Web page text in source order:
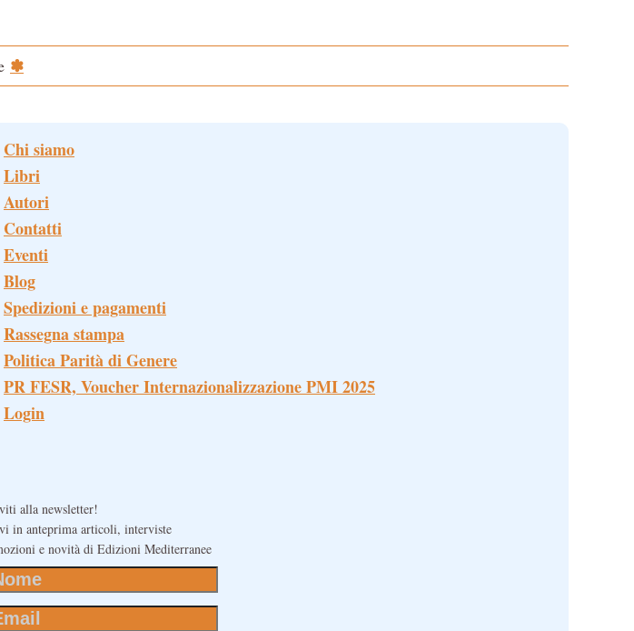
✽
Chi siamo
Libri
Autori
Contatti
Eventi
Blog
Spedizioni e pagamenti
Rassegna stampa
Politica Parità di Genere
PR FESR, Voucher Internazionalizzazione PMI 2025
Login
alla newsletter!
in anteprima articoli, interviste
e novità di Edizioni Mediterranee